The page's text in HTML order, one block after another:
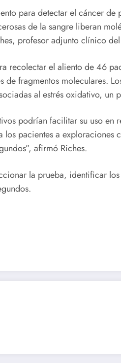
para detectar el cáncer
de la sangre liberan
profesor adjunto clínico
recolectar el aliento de 46
fragmentos moleculares.
al estrés oxidativo,
podrían facilitar su uso en
pacientes a exploraciones
afirmó Riches.
la prueba, identificar